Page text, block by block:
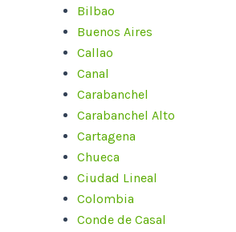
Bilbao
Buenos Aires
Callao
Canal
Carabanchel
Carabanchel Alto
Cartagena
Chueca
Ciudad Lineal
Colombia
Conde de Casal